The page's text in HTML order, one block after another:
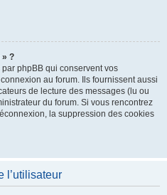
?
phpBB qui conservent vos
au forum. Ils fournissent aussi
de lecture des messages (lu ou
du forum. Si vous rencontrez
la suppression des cookies
l’utilisateur